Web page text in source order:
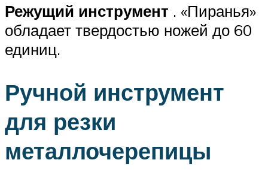
Режущий инструмент . «Пиранья»
обладает твердостью ножей до 60
единиц.
Ручной инструмент
для резки
металлочерепицы